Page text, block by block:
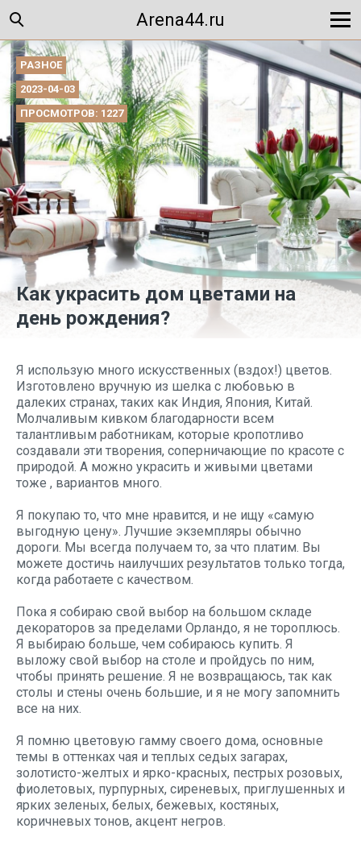
Arena44.ru
РАЗНОЕ
2023-04-03
ПРОСМОТРОВ: 1227
Как украсить дом цветами на
день рождения?
Я использую много искусственных (вздох!) цветов.
Изготовлено вручную из шелка с любовью в
далеких странах, таких как Индия, Япония, Китай.
Молчаливым кивком благодарности всем
талантливым работникам, которые кропотливо
создавали эти творения, соперничающие по красоте с
природой. А можно украсить и живыми цветами
тоже , вариантов много.
Я покупаю то, что мне нравится, и не ищу «самую
выгодную цену». Лучшие экземпляры обычно
дороги. Мы всегда получаем то, за что платим. Вы
можете достичь наилучших результатов только тогда,
когда работаете с качеством.
Пока я собираю свой выбор на большом складе
декораторов за пределами Орландо, я не тороплюсь.
Я выбираю больше, чем собираюсь купить. Я
выложу свой выбор на столе и пройдусь по ним,
чтобы принять решение. Я не возвращаюсь, так как
столы и стены очень большие, и я не могу запомнить
все на них.
Я помню цветовую гамму своего дома, основные
темы в оттенках чая и теплых седых загарах,
золотисто-желтых и ярко-красных, пестрых розовых,
фиолетовых, пурпурных, сиреневых, приглушенных и
ярких зеленых, белых, бежевых, костяных,
коричневых тонов, акцент негров.